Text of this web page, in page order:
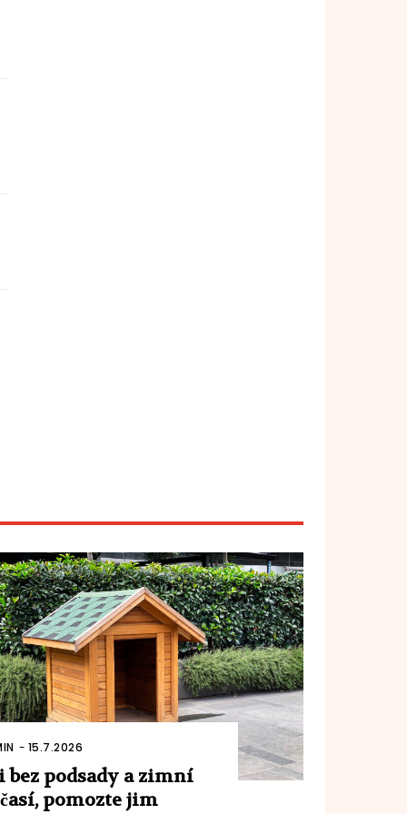
- 15.7.2026
bez podsady a zimní
pomozte jim